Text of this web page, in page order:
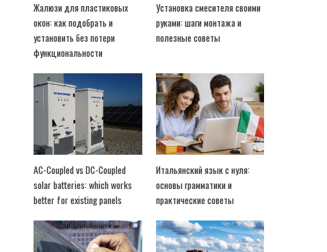
Жалюзи для пластиковых
окон: как подобрать и
установить без потери
функциональности
Установка смесителя своими
руками: шаги монтажа и
полезные советы
AC-Coupled vs DC-Coupled
solar batteries: which works
better for existing panels
Итальянский язык с нуля:
основы грамматики и
практические советы